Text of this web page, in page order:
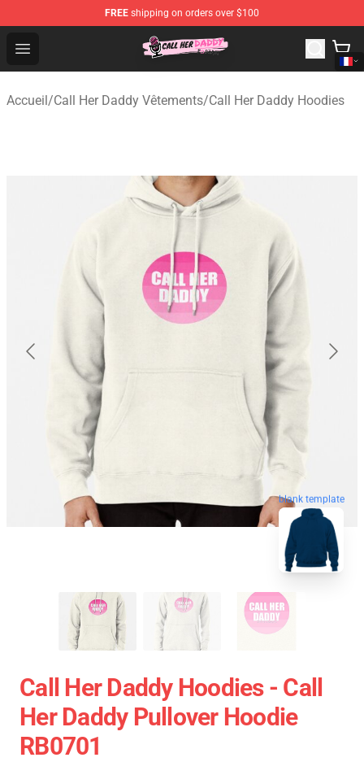
FREE shipping on orders over $100
Open menu
Call Her Daddy Store - Official Call Her Daddy
Accueil/Call Her Daddy Vêtements/Call Her Daddy Hoodies
blank template
Call Her Daddy Hoodies - Call
Her Daddy Pullover Hoodie
RB0701